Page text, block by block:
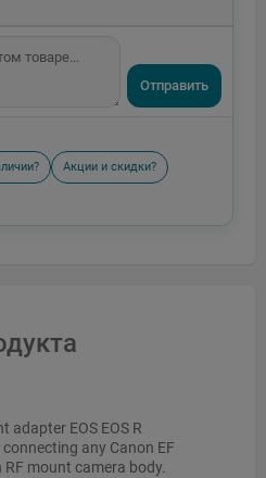
Отправить
Акции и скидки?
adapter EOS EOS R
any Canon EF
mount camera body.